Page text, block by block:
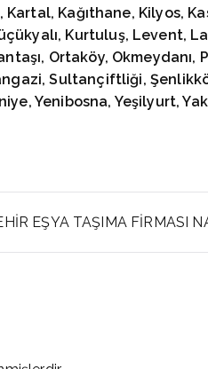
Kağıthane, Kilyos,
Kurtuluş, Levent,
Ortaköy, Okmeydanı,
Sultançiftliği,
Yenibosna, Yeşilyurt,
EŞYA TAŞIMA FİRMASI